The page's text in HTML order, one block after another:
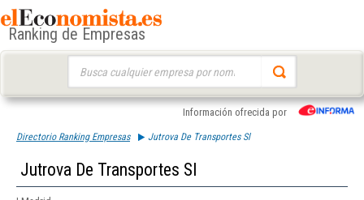
Ranking de Empresas
Información ofrecida por
Directorio Ranking Empresas Jutrova De Transportes Sl
Jutrova De Transportes Sl